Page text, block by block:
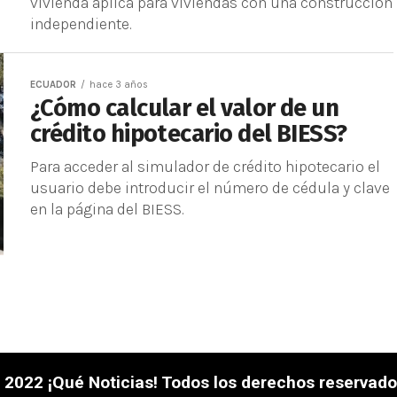
independiente.
ECUADOR hace 3 años
¿Cómo calcular el valor de un
crédito hipotecario del BIESS?
Para acceder al simulador de crédito hipotecario el
usuario debe introducir el número de cédula y clave
en la página del BIESS.
¡Qué Noticias! Todos los derechos